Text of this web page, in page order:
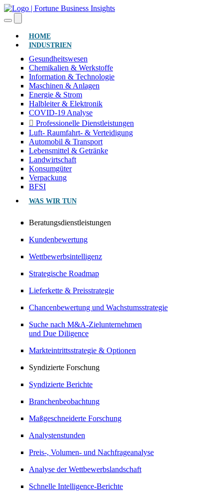
HOME(AKTUELL)
INDUSTRIEN
Gesundheitswesen
Chemikalien & Werkstoffe
Information & Technologie
Maschinen & Anlagen
Energie & Strom
Halbleiter & Elektronik
COVID-19 Analyse
Professionelle Dienstleistungen
Luft- Raumfahrt- & Verteidigung
Automobil & Transport
Lebensmittel & Getränke
Landwirtschaft
Konsumgüter
Verpackung
BFSI
WAS WIR TUN
Beratungsdienstleistungen
Kundenbewertung
Wettbewerbsintelligenz
Strategische Roadmap
Lieferkette & Preisstrategie
Chancenbewertung und Wachstumsstrategie
Suche nach M&A-Zielunternehmen
und Due Diligence
Markteintrittsstrategie & Optionen
Syndizierte Forschung
Syndizierte Berichte
Branchenbeobachtung
Maßgeschneiderte Forschung
Analystenstunden
Preis-, Volumen- und Nachfrageanalyse
Analyse der Wettbewerbslandschaft
Schnelle Intelligence-Berichte